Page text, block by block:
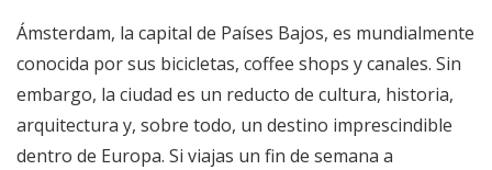
Ámsterdam, la capital de Países Bajos, es mundialmente
conocida por sus bicicletas, coffee shops y canales. Sin
embargo, la ciudad es un reducto de cultura, historia,
arquitectura y, sobre todo, un destino imprescindible
dentro de Europa. Si viajas un fin de semana a